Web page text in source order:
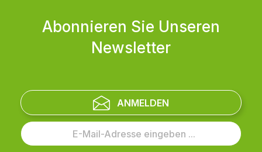
Abonnieren Sie Unseren
Newsletter
ANMELDEN